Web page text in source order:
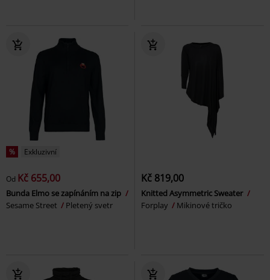
% Exkluzivní
Od Kč 655,00
Bunda Elmo se zapínáním na zip
Sesame Street
Pletený svetr
Kč 819,00
Knitted Asymmetric Sweater
Forplay
Mikinové tričko